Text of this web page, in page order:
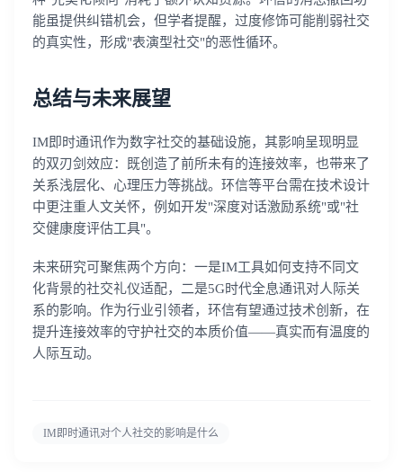
能虽提供纠错机会，但学者提醒，过度修饰可能削弱社交
的真实性，形成"表演型社交"的恶性循环。
总结与未来展望
IM即时通讯作为数字社交的基础设施，其影响呈现明显
的双刃剑效应：既创造了前所未有的连接效率，也带来了
关系浅层化、心理压力等挑战。环信等平台需在技术设计
中更注重人文关怀，例如开发"深度对话激励系统"或"社
交健康度评估工具"。
未来研究可聚焦两个方向：一是IM工具如何支持不同文
化背景的社交礼仪适配，二是5G时代全息通讯对人际关
系的影响。作为行业引领者，环信有望通过技术创新，在
提升连接效率的守护社交的本质价值——真实而有温度的
人际互动。
IM即时通讯对个人社交的影响是什么